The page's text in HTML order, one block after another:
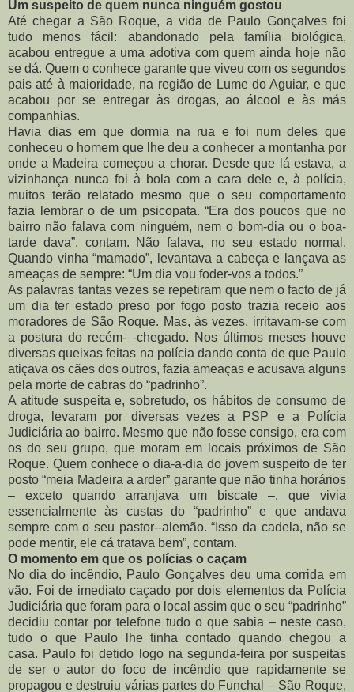
Um suspeito de quem nunca ninguém gostou
Até chegar a São Roque, a vida de Paulo Gonçalves foi
tudo menos fácil: abandonado pela família biológica,
acabou entregue a uma adotiva com quem ainda hoje não
se dá. Quem o conhece garante que viveu com os segundos
pais até à maioridade, na região de Lume do Aguiar, e que
acabou por se entregar às drogas, ao álcool e às más
companhias.
Havia dias em que dormia na rua e foi num deles que
conheceu o homem que lhe deu a conhecer a montanha por
onde a Madeira começou a chorar. Desde que lá estava, a
vizinhança nunca foi à bola com a cara dele e, à polícia,
muitos terão relatado mesmo que o seu comportamento
fazia lembrar o de um psicopata. “Era dos poucos que no
bairro não falava com ninguém, nem o bom-dia ou o boa-
tarde dava”, contam. Não falava, no seu estado normal.
Quando vinha “mamado”, levantava a cabeça e lançava as
ameaças de sempre: “Um dia vou foder-vos a todos.”
As palavras tantas vezes se repetiram que nem o facto de já
um dia ter estado preso por fogo posto trazia receio aos
moradores de São Roque. Mas, às vezes, irritavam-se com
a postura do recém- -chegado. Nos últimos meses houve
diversas queixas feitas na polícia dando conta de que Paulo
atiçava os cães dos outros, fazia ameaças e acusava alguns
pela morte de cabras do “padrinho”.
A atitude suspeita e, sobretudo, os hábitos de consumo de
droga, levaram por diversas vezes a PSP e a Polícia
Judiciária ao bairro. Mesmo que não fosse consigo, era com
os do seu grupo, que moram em locais próximos de São
Roque. Quem conhece o dia-a-dia do jovem suspeito de ter
posto “meia Madeira a arder” garante que não tinha horários
– exceto quando arranjava um biscate –, que vivia
essencialmente às custas do “padrinho” e que andava
sempre com o seu pastor--alemão. “Isso da cadela, não se
pode mentir, ele cá tratava bem”, contam.
O momento em que os polícias o caçam
No dia do incêndio, Paulo Gonçalves deu uma corrida em
vão. Foi de imediato caçado por dois elementos da Polícia
Judiciária que foram para o local assim que o seu “padrinho”
decidiu contar por telefone tudo o que sabia – neste caso,
tudo o que Paulo lhe tinha contado quando chegou a
casa. Paulo foi detido logo na segunda-feira por suspeitas
de ser o autor do foco de incêndio que rapidamente se
propagou e destruiu várias partes do Funchal – São Roque,